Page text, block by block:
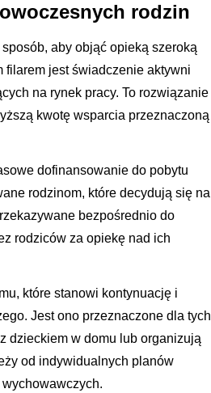
rodzin
aby objąć opieką szeroką
filarem jest świadczenie aktywni
na rynek pracy. To rozwiązanie
kwotę wsparcia przeznaczoną
dofinansowanie do pobytu
rodzinom, które decydują się na
bezpośrednio do
rodziców za opiekę nad ich
które stanowi kontynuację i
Jest ono przeznaczone dla tych
dzieckiem w domu lub organizują
od indywidualnych planów